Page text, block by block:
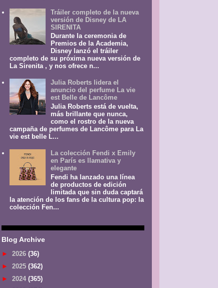
Tráiler completo de la nueva
versión de Disney de LA
SIRENITA
Durante la ceremonia de
Premios de la Academia,
Disney lanzó el tráiler
completo de su próxima nueva versión de
La Sirenita , y nos ofrece n...
Julia Roberts lidera el
anuncio del perfume La vie
est Belle de Lancôme
Julia Roberts está de vuelta,
más brillante que nunca,
como el rostro de la nueva
campaña de perfumes de Lancôme para La
vie est belle L...
La colección Fendi x Emily
en París es llamativa y
elegante
Fendi ha lanzado una línea
de productos de edición
limitada que sin duda captará
la atención de los fans de la cultura pop: la
colección Fen...
Blog Archive
► 2026 (36)
► 2025 (362)
► 2024 (365)